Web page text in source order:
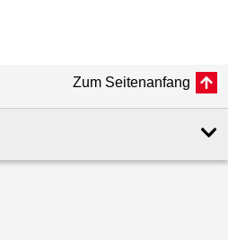
Zum Seitenanfang